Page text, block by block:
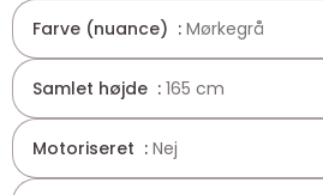
Farve (nuance) : Mørkegrå
Samlet højde : 165 cm
Motoriseret : Nej